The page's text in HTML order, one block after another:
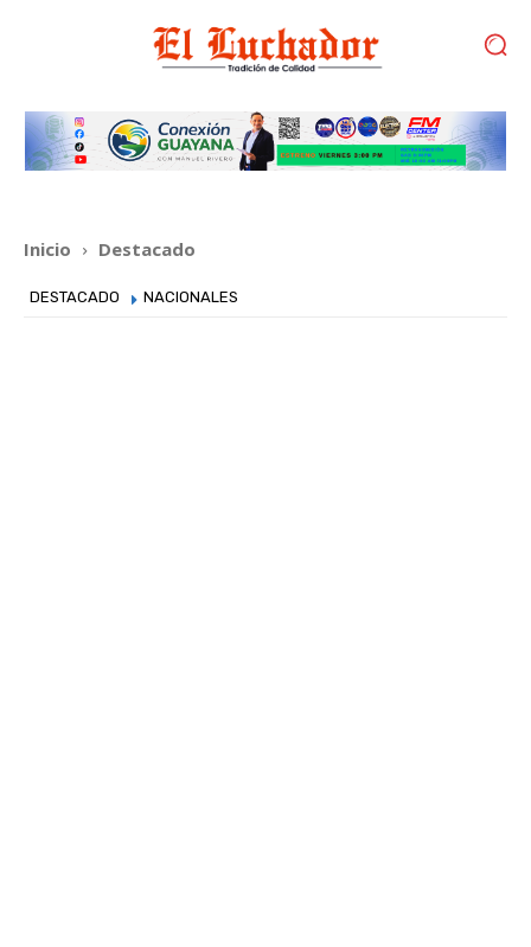
Inicio Destacado
DESTACADO NACIONALES